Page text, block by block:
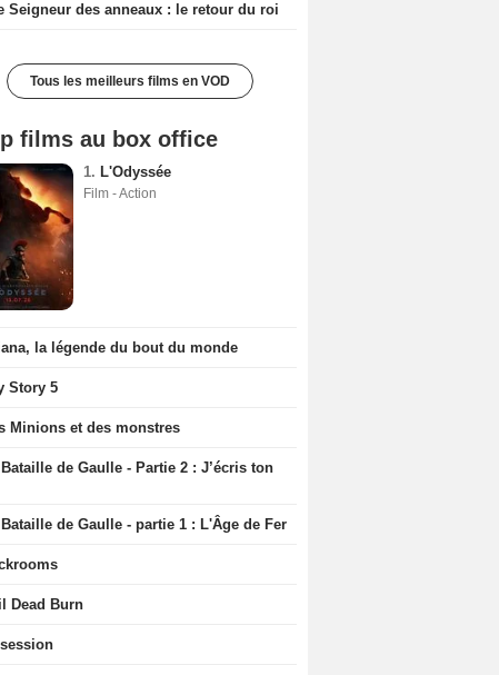
Seigneur des anneaux : le retour du roi
Tous les meilleurs films en VOD
films au box office
1. L'Odyssée
Film - Action
la légende du bout du monde
Story 5
Minions et des monstres
Bataille de Gaulle - Partie 2 : J’écris ton
Bataille de Gaulle - partie 1 : L'Âge de Fer
Dead Burn